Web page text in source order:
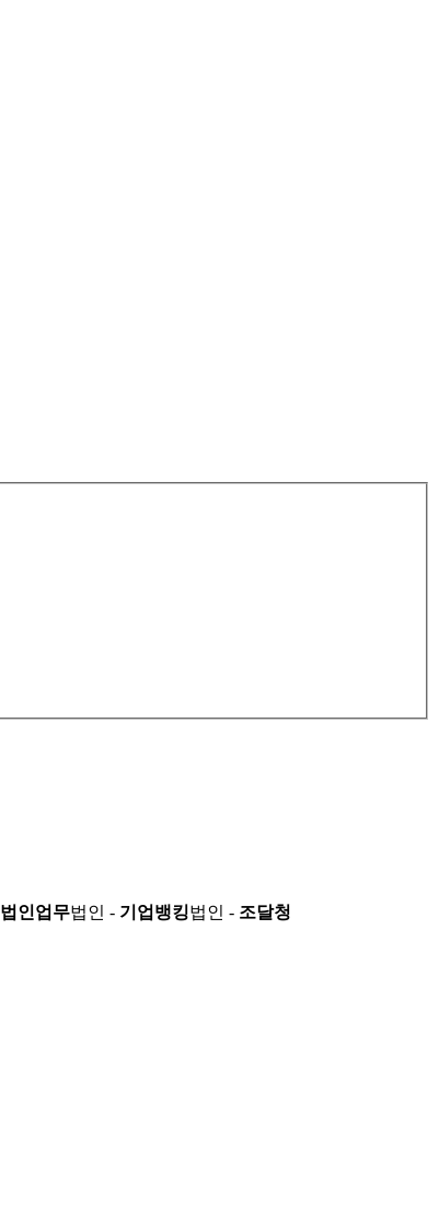
법인업무법인 - 기업뱅킹법인 - 조달청